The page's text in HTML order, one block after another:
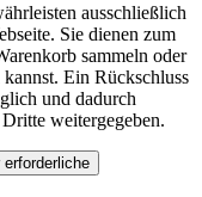
ausschließlich
Sie dienen zum
sammeln oder
Ein Rückschluss
und dadurch
weitergegeben.
erforderliche